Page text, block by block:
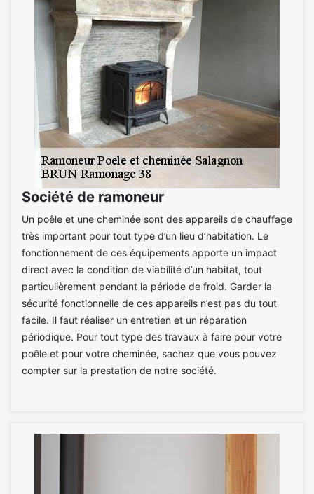
Société de ramoneur
Un poêle et une cheminée sont des appareils de chauffage
très important pour tout type d’un lieu d’habitation. Le
fonctionnement de ces équipements apporte un impact
direct avec la condition de viabilité d’un habitat, tout
particulièrement pendant la période de froid. Garder la
sécurité fonctionnelle de ces appareils n’est pas du tout
facile. Il faut réaliser un entretien et un réparation
périodique. Pour tout type des travaux à faire pour votre
poêle et pour votre cheminée, sachez que vous pouvez
compter sur la prestation de notre société.